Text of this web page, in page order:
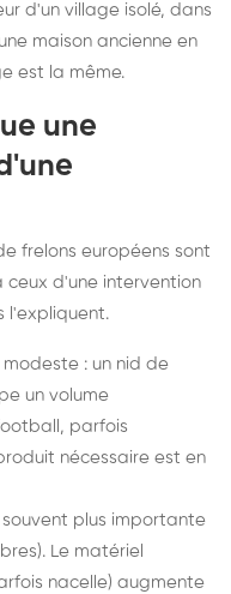
d'un village isolé, dans
maison ancienne en
est la même.
une
frelons européens sont
ceux d'une intervention
l'expliquent.
: un nid de
un volume
parfois
nécessaire est en
plus importante
Le matériel
nacelle) augmente